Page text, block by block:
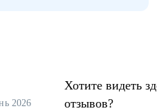
2026
Хотите видеть
отзывов?